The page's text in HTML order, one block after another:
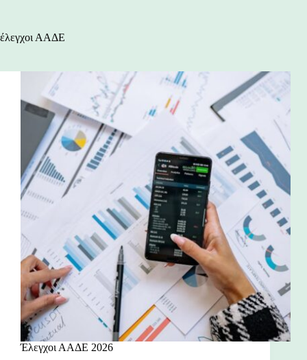
έλεγχοι ΑΑΔΕ
Έλεγχοι ΑΑΔΕ 2026